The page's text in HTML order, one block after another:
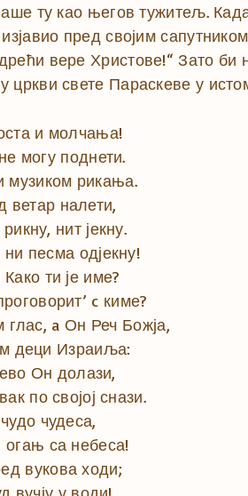
ту као његов тужитељ.
пред својим
вере Христове!“ Зато би
свете Параскеве у
и молчања!
могу поднети.
музиком рикања.
ветар налети,
нит јекну.
песма одјекну!
ти је име?
c киме?
глас, a Он Реч Божја,
деци Израиља:
Он долази,
по својој снази.
чудеса,
огањ са небеса!
вукова ходи;